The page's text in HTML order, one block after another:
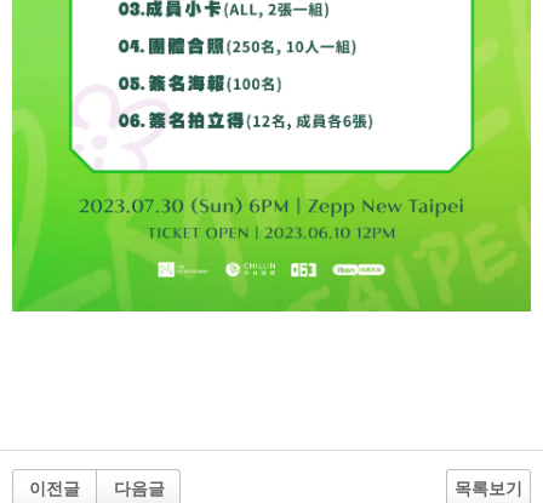
이전글 다음글 목록보기